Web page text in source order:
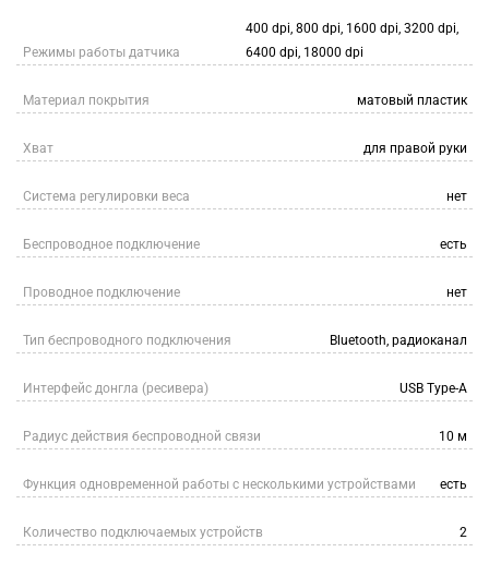
Режимы работы датчика
400 dpi, 800 dpi, 1600 dpi, 3200 dpi,
6400 dpi, 18000 dpi
Материал покрытия матовый пластик
Хват для правой руки
Система регулировки веса нет
Беспроводное подключение есть
Проводное подключение нет
Тип беспроводного подключения Bluetooth, радиоканал
Интерфейс донгла (ресивера) USB Type-A
Радиус действия беспроводной связи 10 м
Функция одновременной работы с несколькими устройствами есть
Количество подключаемых устройств 2